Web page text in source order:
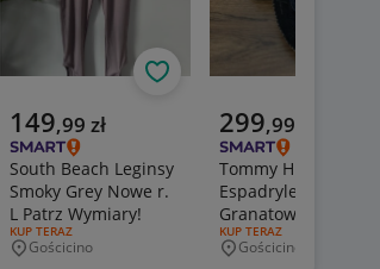
Aktualna cena
149,99 zł
South Beach Leginsy
Smoky Grey Nowe r.
L Patrz Wymiary!
RODZAJ OFERTY:
KUP TERAZ
Miejscowość
Gościcino
Obserwuj
Aktualna cena
299,99
Tommy Hilfiger Buty
Espadryle Trampki
Granatowe Tenisówki
r. 38
RODZAJ OFERTY:
KUP TERAZ
Miejscowość
Gościcino